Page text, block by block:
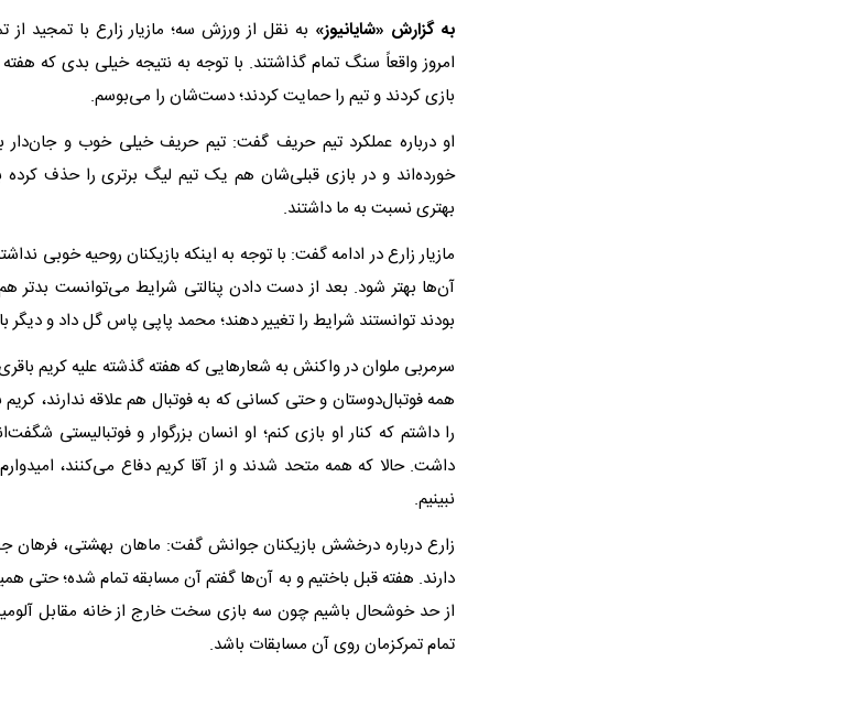
به گزارش «شایانیوز» به نقل از ورزش سه؛ ‌مازیار زارع با تمجید
امروز واقعاً سنگ تمام گذاشتند. با توجه به نتیجه خیلی بدی که
بازی کردند و تیم را حمایت کردند؛ دست‌شان را می‌بوسم.
‌او درباره عملکرد تیم حریف گفت: تیم حریف خیلی خوب و
خورده‌اند و در بازی قبلی‌شان هم یک تیم لیگ برتری را حذف کرده
بهتری نسبت به ما داشتند.
‌مازیار زارع در ادامه گفت: با توجه به اینکه بازیکنان روحیه خوبی
آن‌ها بهتر شود. بعد از دست دادن پنالتی شرایط می‌توانست بدتر هم
بودند توانستند شرایط را تغییر دهند؛ محمد پاپی پاس گل داد و دیگر
‌سرمربی ملوان در واکنش به شعارهایی که هفته گذشته علیه کریم
همه فوتبال‌دوستان و حتی کسانی که به فوتبال هم علاقه ندارند،
را داشتم که کنار او بازی کنم؛ او انسان بزرگوار و فوتبالیستی
داشت. حالا که همه متحد شدند و از آقا کریم دفاع می‌کنند،
نبینیم.
‌زارع درباره درخشش بازیکنان جوانش گفت: ماهان بهشتی، فرهان
دارند. هفته قبل باختیم و به آن‌ها گفتم آن مسابقه تمام شده؛ حتی
از حد خوشحال باشیم چون سه بازی سخت خارج از خانه مقابل
تمام تمرکزمان روی آن مسابقات باشد.